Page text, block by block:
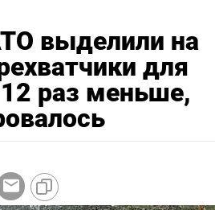
выделили на
для
раз меньше,